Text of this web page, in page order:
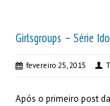
Girlsgroups – Série
fevereiro 25, 2015
Após o primeiro post